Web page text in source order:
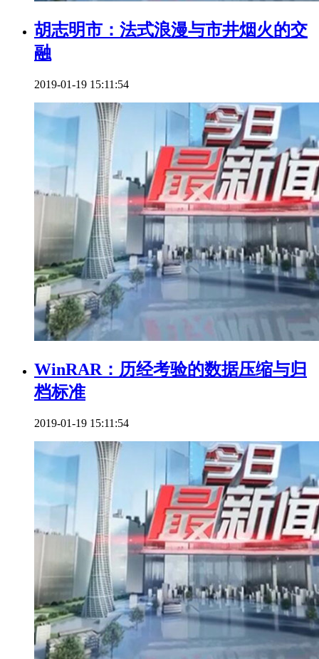
胡志明市：法式浪漫与市井烟火的交
融
2019-01-19 15:11:54
WinRAR：历经考验的数据压缩与归
档标准
2019-01-19 15:11:54